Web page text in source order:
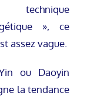
», ce
assez vague.
ou Daoyin
la tendance